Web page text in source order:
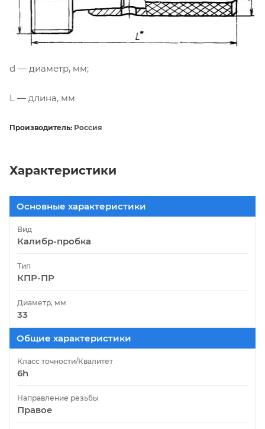
d — диаметр, мм;
L — длина, мм
Производитель: Россия
Характеристики
Основные характеристики
Вид
Калибр-пробка
Тип
КПР-ПР
Диаметр, мм
33
Общие характеристики
Класс точности/Квалитет
6h
Направление резьбы
Правое